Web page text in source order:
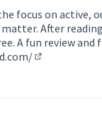
focus on
After
A fun review and